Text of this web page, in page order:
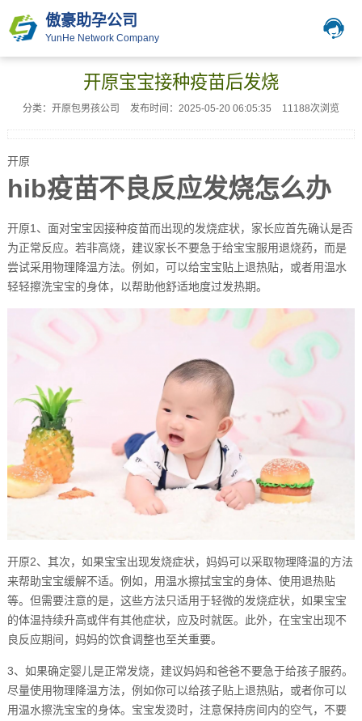
傲豪助孕公司
YunHe Network Company
开原宝宝接种疫苗后发烧
分类：开原包男孩公司 发布时间：2025-05-20 06:05:35 11188次浏览
开原
hib疫苗不良反应发烧怎么办
开原1、面对宝宝因接种疫苗而出现的发烧症状，家长应首先确认是否
为正常反应。若非高烧，建议家长不要急于给宝宝服用退烧药，而是
尝试采用物理降温方法。例如，可以给宝宝贴上退热贴，或者用温水
轻轻擦洗宝宝的身体，以帮助他舒适地度过发热期。
开原2、其次，如果宝宝出现发烧症状，妈妈可以采取物理降温的方法
来帮助宝宝缓解不适。例如，用温水擦拭宝宝的身体、使用退热贴
等。但需要注意的是，这些方法只适用于轻微的发烧症状，如果宝宝
的体温持续升高或伴有其他症状，应及时就医。此外，在宝宝出现不
良反应期间，妈妈的饮食调整也至关重要。
3、如果确定婴儿是正常发烧，建议妈妈和爸爸不要急于给孩子服药。
尽量使用物理降温方法，例如你可以给孩子贴上退热贴，或者你可以
用温水擦洗宝宝的身体。宝宝发烫时，注意保持房间内的空气，不要